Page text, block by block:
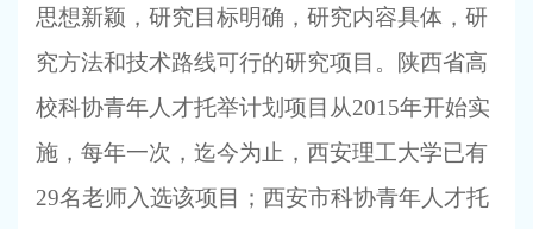
思想新颖，研究目标明确，研究内容具体，研
究方法和技术路线可行的研究项目。陕西省高
校科协青年人才托举计划项目从2015年开始实
施，每年一次，迄今为止，西安理工大学已有
29名老师入选该项目；西安市科协青年人才托